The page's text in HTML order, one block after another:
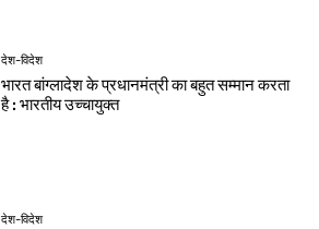
देश-विदेश
भारत बांग्लादेश के प्रधानमंत्री का बहुत सम्मान करता
है : भारतीय उच्चायुक्त
देश-विदेश